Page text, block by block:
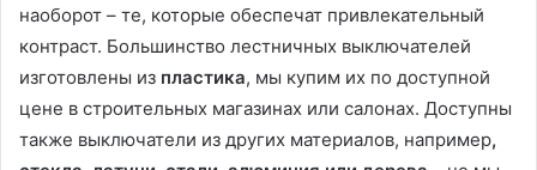
наоборот – те, которые обеспечат привлекательный
контраст. Большинство лестничных выключателей
изготовлены из пластика, мы купим их по доступной
цене в строительных магазинах или салонах. Доступны
также выключатели из других материалов, например,